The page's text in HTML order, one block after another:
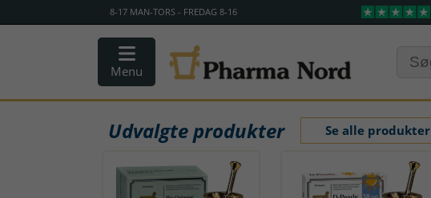
8-17 MAN-TORS - FREDAG 8-16
Menu
Udvalgte produkter Se alle produkter